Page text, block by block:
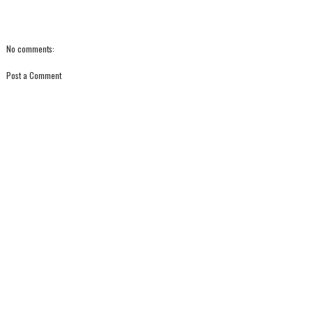
No comments:
Post a Comment